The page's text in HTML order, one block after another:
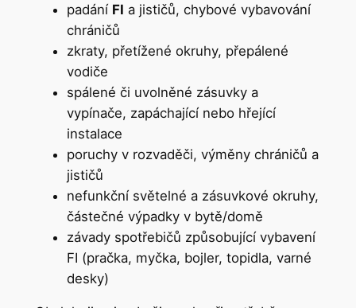
padání FI a jističů, chybové vybavování
chráničů
zkraty, přetížené okruhy, přepálené
vodiče
spálené či uvolněné zásuvky a
vypínače, zapáchající nebo hřející
instalace
poruchy v rozvaděči, výměny chráničů a
jističů
nefunkční světelné a zásuvkové okruhy,
částečné výpadky v bytě/domě
závady spotřebičů způsobující vybavení
FI (pračka, myčka, bojler, topidla, varné
desky)